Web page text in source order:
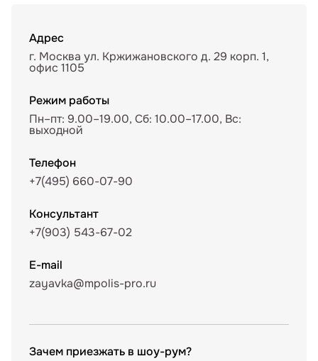
Адрес
г. Москва ул. Кржижановского д. 29 корп. 1,
офис 1105
Режим работы
Пн–пт: 9.00–19.00, Сб: 10.00–17.00, Вс:
выходной
Телефон
+7(495) 660-07-90
Консультант
+7(903) 543-67-02
E-mail
zayavka@mpolis-pro.ru
Зачем приезжать в шоу-рум?